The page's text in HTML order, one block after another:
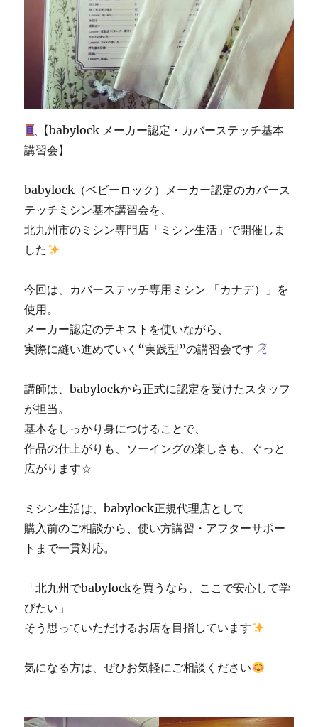
活」
に
【babylock メーカー認定・カバーステッチ基本
講習会】
babylock（ベビーロック）メーカー認定のカバース
テッチミシン基本講習会を、
北九州市のミシン専門店「ミシン生活」で開催しま
した
今回は、カバーステッチ専用ミシン 「カナデ）」を
使用。
メーカー認定のテキストを使いながら、
実際に縫い進めていく“実践型”の講習会です
講師は、babylockから正式に認定を受けたスタッフ
が担当。
基本をしっかり身につけることで、
作品の仕上がりも、ソーイングの楽しさも、ぐっと
広がります☆
ミシン生活は、babylock正規代理店として
購入前のご相談から、使い方講習・アフターサポー
トまで一貫対応。
「北九州でbabylockを買うなら、ここで安心して学
びたい」
そう思っていただけるお店を目指しています
気になる方は、ぜひお気軽にご相談ください